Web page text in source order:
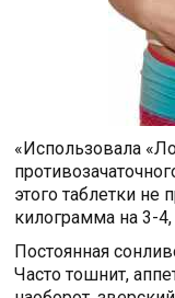
«Использовала
этого таблетки не
килограмма на 3-
Постоянная
Часто тошнит,